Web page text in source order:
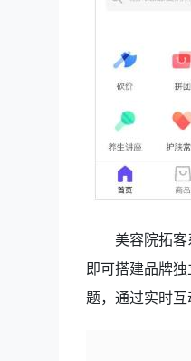
美容院拓
即可搭建品牌
题，通过实时